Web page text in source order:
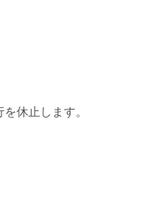
休止します。